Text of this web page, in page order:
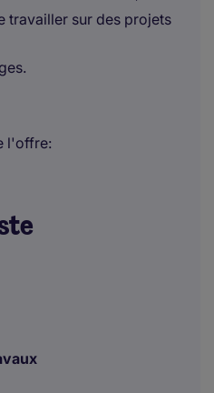
travailler sur des projets
l'offre